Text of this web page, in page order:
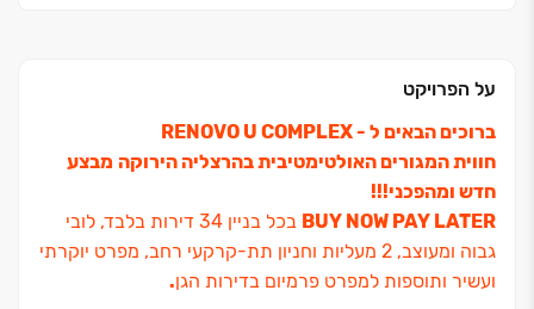
על הפרויקט
ברוכים הבאים ל ‏- RENOVO U COMPLEX
חווית המגורים האולטימטיבית בהרצליה הירוקה מבצע
חדש ומהפכני!!!
BUY NOW PAY LATER
בכל בניין ‏34 דירות בלבד, לובי
גבוה ומעוצב, ‏2 מעליות וחניון תת‏-קרקעי רחב, מפרט יוקרתי
ועשיר ותוספות למפרט פרמיום בדירות הגן.